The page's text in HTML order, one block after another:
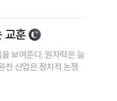
교훈
보여준다. 원자력은 늘
전 산업은 정치적 논쟁